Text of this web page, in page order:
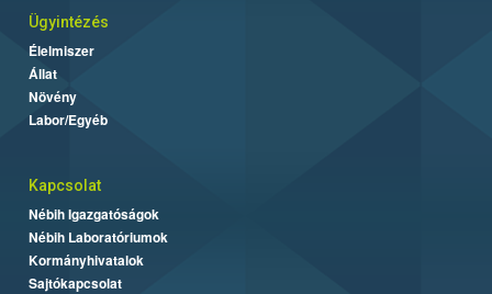
Ügyintézés
Élelmiszer
Állat
Növény
Labor/Egyéb
Kapcsolat
Nébih Igazgatóságok
Nébih Laboratóriumok
Kormányhivatalok
Sajtókapcsolat